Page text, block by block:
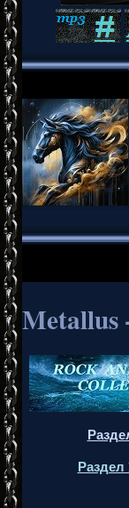
Metallus
Раздел